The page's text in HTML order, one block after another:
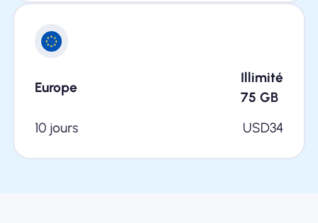
Europe
Illimité
75 GB
10 jours
USD34